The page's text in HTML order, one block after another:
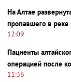
На Алтае
пропавшего в
12:09
Пациенты
операцией после
11:36